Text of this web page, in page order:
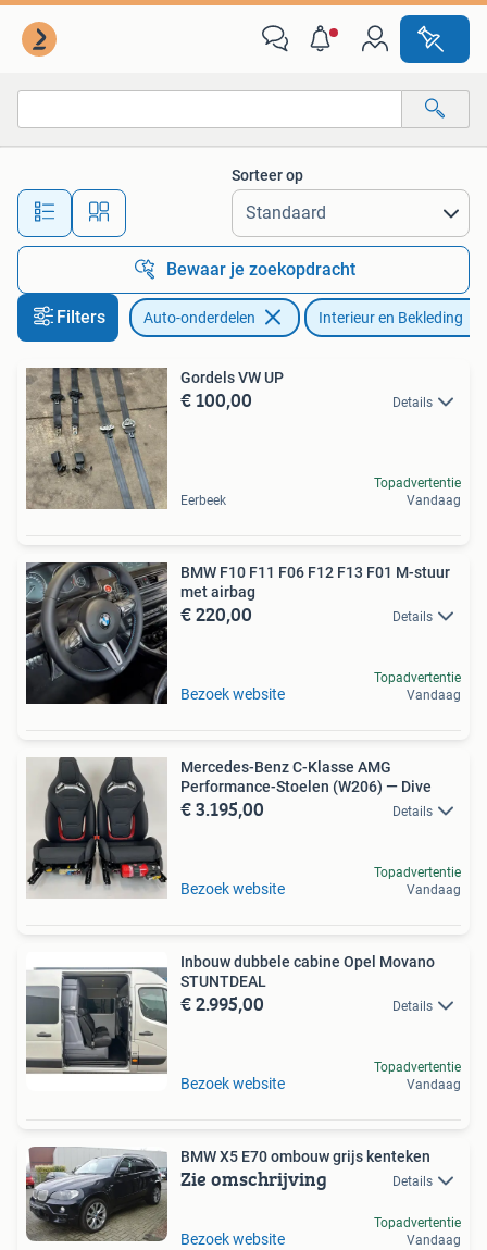
Alle afstanden…
Sorteer op
Bewaar je zoekopdracht
Filters Auto-onderdelen Interieur en Bekleding
Gordels VW UP
€ 100,00 Details
Eerbeek
Topadvertentie
Vandaag
BMW F10 F11 F06 F12 F13 F01 M-stuur
met airbag
€ 220,00 Details
Bezoek website
Topadvertentie
Vandaag
Mercedes-Benz C-Klasse AMG
Performance-Stoelen (W206) — Dive
€ 3.195,00 Details
Bezoek website
Topadvertentie
Vandaag
Inbouw dubbele cabine Opel Movano
STUNTDEAL
€ 2.995,00 Details
Bezoek website
Topadvertentie
Vandaag
BMW X5 E70 ombouw grijs kenteken
Zie omschrijving Details
Bezoek website
Topadvertentie
Vandaag